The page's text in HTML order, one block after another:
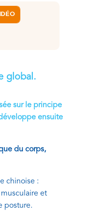
global.
sur le principe
ensuite
du corps,
chinoise :
et
posture.